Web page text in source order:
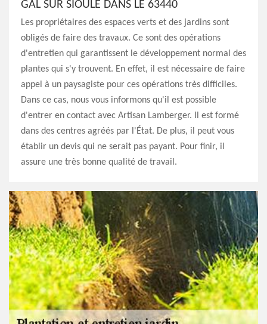
GAL SUR SIOULE DANS LE 63440
Les propriétaires des espaces verts et des jardins sont
obligés de faire des travaux. Ce sont des opérations
d'entretien qui garantissent le développement normal des
plantes qui s'y trouvent. En effet, il est nécessaire de faire
appel à un paysagiste pour ces opérations très difficiles.
Dans ce cas, nous vous informons qu'il est possible
d'entrer en contact avec Artisan Lamberger. Il est formé
dans des centres agréés par l'État. De plus, il peut vous
établir un devis qui ne serait pas payant. Pour finir, il
assure une très bonne qualité de travail.